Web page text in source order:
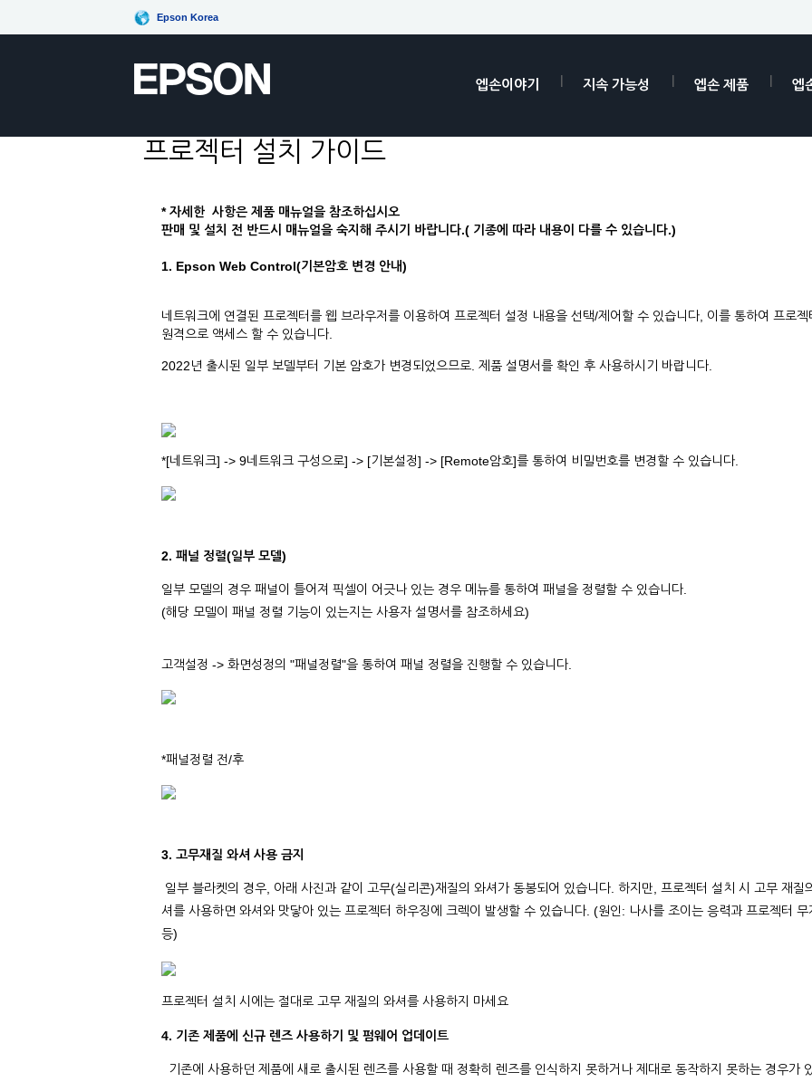
Epson Korea
엡손이야기 지속 가능성 엡손 제품 엡
프로젝터 설치 가이드
* 자세한 사항은 제품 매뉴얼을 참조하십시오
판매 및 설치 전 반드시 매뉴얼을 숙지해 주시기 바랍니다.( 기종에 따라 내용이 다를 수 있습니다.)
1. Epson Web Control(기본암호 변경 안내)
네트워크에 연결된 프로젝터를 웹 브라우저를 이용하여 프로젝터 설정 내용을 선택/제어할 수 있습니다, 이를 통하여 프로젝
원격으로 액세스 할 수 있습니다.
2022년 출시된 일부 보델부터 기본 암호가 변경되었으므로. 제품 설명서를 확인 후 사용하시기 바랍니다.
*[네트워크] -> 9네트워크 구성으로] -> [기본설정] -> [Remote암호]를 통하여 비밀번호를 변경할 수 있습니다.
2. 패널 정렬(일부 모델)
일부 모델의 경우 패널이 틀어져 픽셀이 어긋나 있는 경우 메뉴를 통하여 패널을 정렬할 수 있습니다.
(해당 모델이 패널 정렬 기능이 있는지는 사용자 설명서를 참조하세요)
고객설정 -> 화면성정의 "패널정렬"을 통하여 패널 정렬을 진행할 수 있습니다.
*패널정렬 전/후
3. 고무재질 와셔 사용 금지
일부 블라켓의 경우, 아래 사진과 같이 고무(실리콘)재질의 와셔가 동봉되어 있습니다. 하지만, 프로젝터 설치 시 고무 재질
셔를 사용하면 와셔와 맛닿아 있는 프로젝터 하우징에 크렉이 발생할 수 있습니다. (원인: 나사를 조이는 응력과 프로젝터 무
등)
프로젝터 설치 시에는 절대로 고무 재질의 와셔를 사용하지 마세요
4. 기존 제품에 신규 렌즈 사용하기 및 펌웨어 업데이트
기존에 사용하던 제품에 새로 출시된 렌즈를 사용할 때 정확히 렌즈를 인식하지 못하거나 제대로 동작하지 못하는 경우가